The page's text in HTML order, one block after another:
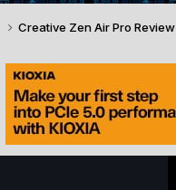
Creative Zen Air Pro Review